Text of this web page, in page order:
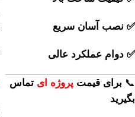
✅ نصب آسان سریع
✅ دوام عملکرد عالی
📞 برای قیمت پروژه ای تماس
بگیرید